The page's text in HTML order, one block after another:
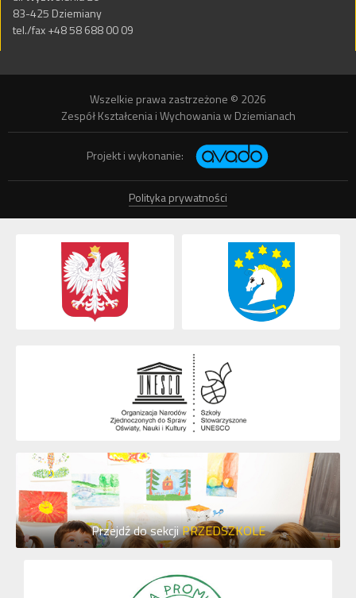
83-425 Dziemiany
tel./fax +48 58 688 00 09
Wszelkie prawa zastrzeżone © 2026
Zespół Kształcenia i Wychowania w Dziemianach
Projekt i wykonanie:
Polityka prywatności
Przejdź do sekcjiPRZEDSZKOLE